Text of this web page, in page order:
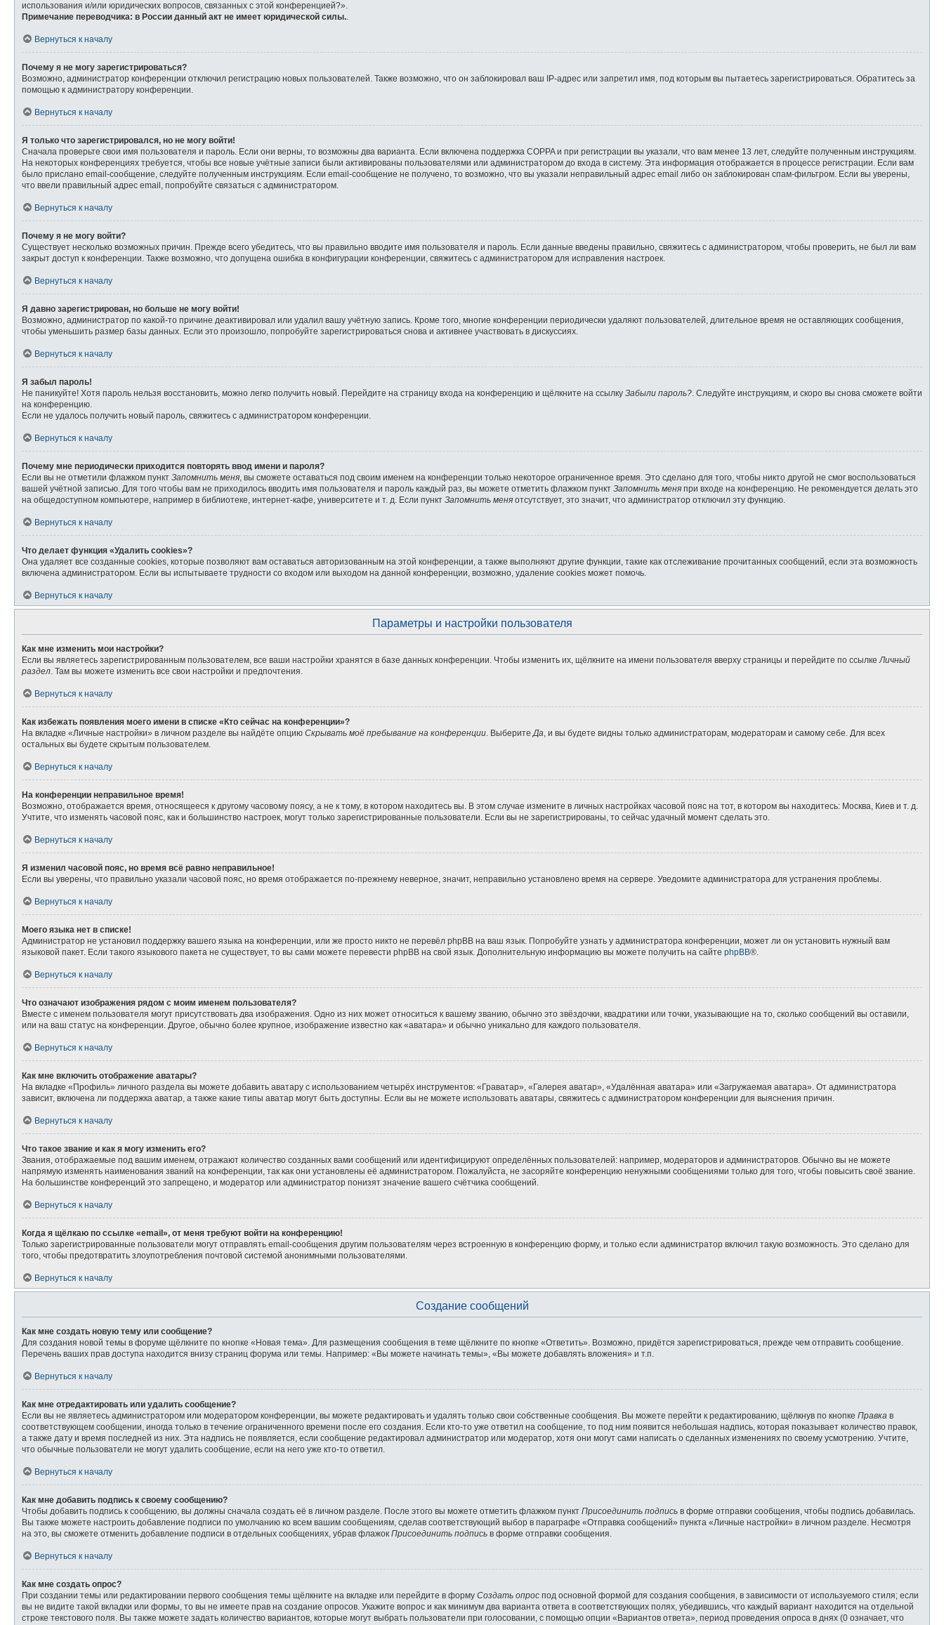
использования и/или юридических вопросов, связанных с этой конференцией?».
Примечание переводчика: в России данный акт не имеет юридической силы..
Вернуться к началу
Почему я не могу зарегистрироваться?
Возможно, администратор конференции отключил регистрацию новых пользователей. Также возможно, что он заблокировал ваш IP-адрес или запретил имя, под которым вы пытаетесь зарегистрироваться. Обратитесь за
помощью к администратору конференции.
Вернуться к началу
Я только что зарегистрировался, но не могу войти!
Сначала проверьте свои имя пользователя и пароль. Если они верны, то возможны два варианта. Если включена поддержка COPPA и при регистрации вы указали, что вам менее 13 лет, следуйте полученным инструкциям.
На некоторых конференциях требуется, чтобы все новые учётные записи были активированы пользователями или администратором до входа в систему. Эта информация отображается в процессе регистрации. Если вам
было прислано email-сообщение, следуйте полученным инструкциям. Если email-сообщение не получено, то возможно, что вы указали неправильный адрес email либо он заблокирован спам-фильтром. Если вы уверены,
что ввели правильный адрес email, попробуйте связаться с администратором.
Вернуться к началу
Почему я не могу войти?
Существует несколько возможных причин. Прежде всего убедитесь, что вы правильно вводите имя пользователя и пароль. Если данные введены правильно, свяжитесь с администратором, чтобы проверить, не был ли вам
закрыт доступ к конференции. Также возможно, что допущена ошибка в конфигурации конференции, свяжитесь с администратором для исправления настроек.
Вернуться к началу
Я давно зарегистрирован, но больше не могу войти!
Возможно, администратор по какой-то причине деактивировал или удалил вашу учётную запись. Кроме того, многие конференции периодически удаляют пользователей, длительное время не оставляющих сообщения,
чтобы уменьшить размер базы данных. Если это произошло, попробуйте зарегистрироваться снова и активнее участвовать в дискуссиях.
Вернуться к началу
Я забыл пароль!
Не паникуйте! Хотя пароль нельзя восстановить, можно легко получить новый. Перейдите на страницу входа на конференцию и щёлкните на ссылку Забыли пароль?. Следуйте инструкциям, и скоро вы снова сможете войти
на конференцию.
Если не удалось получить новый пароль, свяжитесь с администратором конференции.
Вернуться к началу
Почему мне периодически приходится повторять ввод имени и пароля?
Если вы не отметили флажком пункт Запомнить меня, вы сможете оставаться под своим именем на конференции только некоторое ограниченное время. Это сделано для того, чтобы никто другой не смог воспользоваться
вашей учётной записью. Для того чтобы вам не приходилось вводить имя пользователя и пароль каждый раз, вы можете отметить флажком пункт Запомнить меня при входе на конференцию. Не рекомендуется делать это
на общедоступном компьютере, например в библиотеке, интернет-кафе, университете и т. д. Если пункт Запомнить меня отсутствует, это значит, что администратор отключил эту функцию.
Вернуться к началу
Что делает функция «Удалить cookies»?
Она удаляет все созданные cookies, которые позволяют вам оставаться авторизованным на этой конференции, а также выполняют другие функции, такие как отслеживание прочитанных сообщений, если эта возможность
включена администратором. Если вы испытываете трудности со входом или выходом на данной конференции, возможно, удаление cookies может помочь.
Вернуться к началу
Параметры и настройки пользователя
Как мне изменить мои настройки?
Если вы являетесь зарегистрированным пользователем, все ваши настройки хранятся в базе данных конференции. Чтобы изменить их, щёлкните на имени пользователя вверху страницы и перейдите по ссылкеЛичный
раздел. Там вы можете изменить все свои настройки и предпочтения.
Вернуться к началу
Как избежать появления моего имени в списке «Кто сейчас на конференции»?
На вкладке «Личные настройки» в личном разделе вы найдёте опцию Скрывать моё пребывание на конференции. ВыберитеДа, и вы будете видны только администраторам, модераторам и самому себе. Для всех
остальных вы будете скрытым пользователем.
Вернуться к началу
На конференции неправильное время!
Возможно, отображается время, относящееся к другому часовому поясу, а не к тому, в котором находитесь вы. В этом случае измените в личных настройках часовой пояс на тот, в котором вы находитесь: Москва, Киев и т. д.
Учтите, что изменять часовой пояс, как и большинство настроек, могут только зарегистрированные пользователи. Если вы не зарегистрированы, то сейчас удачный момент сделать это.
Вернуться к началу
Я изменил часовой пояс, но время всё равно неправильное!
Если вы уверены, что правильно указали часовой пояс, но время отображается по-прежнему неверное, значит, неправильно установлено время на сервере. Уведомите администратора для устранения проблемы.
Вернуться к началу
Моего языка нет в списке!
Администратор не установил поддержку вашего языка на конференции, или же просто никто не перевёл phpBB на ваш язык. Попробуйте узнать у администратора конференции, может ли он установить нужный вам
языковой пакет. Если такого языкового пакета не существует, то вы сами можете перевести phpBB на свой язык. Дополнительную информацию вы можете получить на сайте phpBB®.
Вернуться к началу
Что означают изображения рядом с моим именем пользователя?
Вместе с именем пользователя могут присутствовать два изображения. Одно из них может относиться к вашему званию, обычно это звёздочки, квадратики или точки, указывающие на то, сколько сообщений вы оставили,
или на ваш статус на конференции. Другое, обычно более крупное, изображение известно как «аватара» и обычно уникально для каждого пользователя.
Вернуться к началу
Как мне включить отображение аватары?
На вкладке «Профиль» личного раздела вы можете добавить аватару с использованием четырёх инструментов: «Граватар», «Галерея аватар», «Удалённая аватара» или «Загружаемая аватара». От администратора
зависит, включена ли поддержка аватар, а также какие типы аватар могут быть доступны. Если вы не можете использовать аватары, свяжитесь с администратором конференции для выяснения причин.
Вернуться к началу
Что такое звание и как я могу изменить его?
Звания, отображаемые под вашим именем, отражают количество созданных вами сообщений или идентифицируют определённых пользователей: например, модераторов и администраторов. Обычно вы не можете
напрямую изменять наименования званий на конференции, так как они установлены её администратором. Пожалуйста, не засоряйте конференцию ненужными сообщениями только для того, чтобы повысить своё звание.
На большинстве конференций это запрещено, и модератор или администратор понизят значение вашего счётчика сообщений.
Вернуться к началу
Когда я щёлкаю по ссылке «email», от меня требуют войти на конференцию!
Только зарегистрированные пользователи могут отправлять email-сообщения другим пользователям через встроенную в конференцию форму, и только если администратор включил такую возможность. Это сделано для
того, чтобы предотвратить злоупотребления почтовой системой анонимными пользователями.
Вернуться к началу
Создание сообщений
Как мне создать новую тему или сообщение?
Для создания новой темы в форуме щёлкните по кнопке «Новая тема». Для размещения сообщения в теме щёлкните по кнопке «Ответить». Возможно, придётся зарегистрироваться, прежде чем отправить сообщение.
Перечень ваших прав доступа находится внизу страниц форума или темы. Например: «Вы можете начинать темы», «Вы можете добавлять вложения» и т.п.
Вернуться к началу
Как мне отредактировать или удалить сообщение?
Если вы не являетесь администратором или модератором конференции, вы можете редактировать и удалять только свои собственные сообщения. Вы можете перейти к редактированию, щёлкнув по кнопке Правка в
соответствующем сообщении, иногда только в течение ограниченного времени после его создания. Если кто-то уже ответил на сообщение, то под ним появится небольшая надпись, которая показывает количество правок,
а также дату и время последней из них. Эта надпись не появляется, если сообщение редактировал администратор или модератор, хотя они могут сами написать о сделанных изменениях по своему усмотрению. Учтите,
что обычные пользователи не могут удалить сообщение, если на него уже кто-то ответил.
Вернуться к началу
Как мне добавить подпись к своему сообщению?
Чтобы добавить подпись к сообщению, вы должны сначала создать её в личном разделе. После этого вы можете отметить флажком пункт Присоединить подпись в форме отправки сообщения, чтобы подпись добавилась.
Вы также можете настроить добавление подписи по умолчанию ко всем вашим сообщениям, сделав соответствующий выбор в параграфе «Отправка сообщений» пункта «Личные настройки» в личном разделе. Несмотря
на это, вы сможете отменить добавление подписи в отдельных сообщениях, убрав флажок Присоединить подпись в форме отправки сообщения.
Вернуться к началу
Как мне создать опрос?
При создании темы или редактировании первого сообщения темы щёлкните на вкладке или перейдите в форму Создать опрос под основной формой для создания сообщения, в зависимости от используемого стиля; если
вы не видите такой вкладки или формы, то вы не имеете прав на создание опросов. Укажите вопрос и как минимум два варианта ответа в соответствующих полях, убедившись, что каждый вариант находится на отдельной
строке текстового поля. Вы также можете задать количество вариантов, которые могут выбрать пользователи при голосовании, с помощью опции «Вариантов ответа», период проведения опроса в днях (0 означает, что